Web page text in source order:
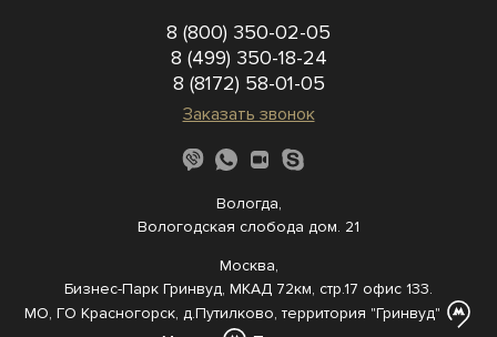
8 (800) 350-02-05
8 (499) 350-18-24
8 (8172) 58-01-05
Заказать звонок
Вологда,
Вологодская слобода дом. 21
Москва,
Бизнес-Парк Гринвуд, МКАД 72км, стр.17 офис 133.
МО, ГО Красногорск, д.Путилково, территория "Гринвуд"